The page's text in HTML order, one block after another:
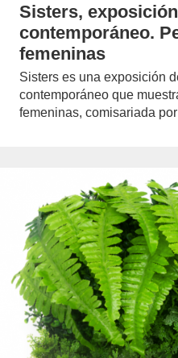
Sisters,
contemporáneo.
femeninas
Sisters es una exposición
contemporáneo que
femeninas, comisariada